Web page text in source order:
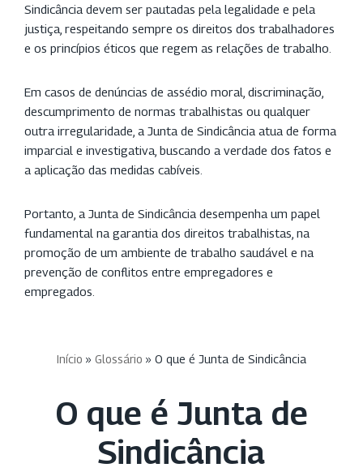
Sindicância devem ser pautadas pela legalidade e pela
justiça, respeitando sempre os direitos dos trabalhadores
e os princípios éticos que regem as relações de trabalho.
Em casos de denúncias de assédio moral, discriminação,
descumprimento de normas trabalhistas ou qualquer
outra irregularidade, a Junta de Sindicância atua de forma
imparcial e investigativa, buscando a verdade dos fatos e
a aplicação das medidas cabíveis.
Portanto, a Junta de Sindicância desempenha um papel
fundamental na garantia dos direitos trabalhistas, na
promoção de um ambiente de trabalho saudável e na
prevenção de conflitos entre empregadores e
empregados.
Início » Glossário » O que é Junta de Sindicância
O que é Junta de
Sindicância